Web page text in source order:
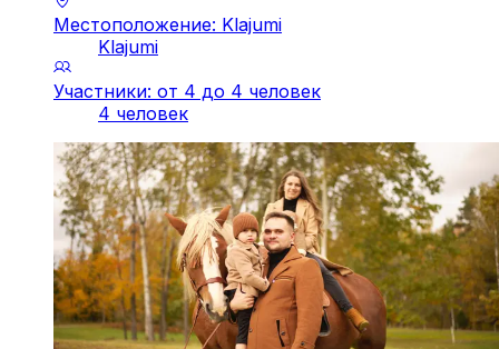
Местоположение: Klajumi
Klajumi
Участники: от 4 до 4 человек
4 человек